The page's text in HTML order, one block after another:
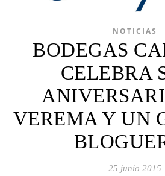
NOTICIAS
BODEGAS
CELEBRA
VEREMA Y UN
25 junio 2015